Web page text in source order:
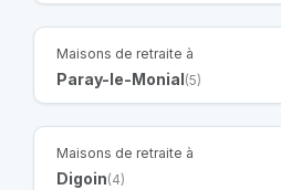
Maisons de retraite à
Paray-le-Monial(5)
Maisons de retraite à
Digoin(4)